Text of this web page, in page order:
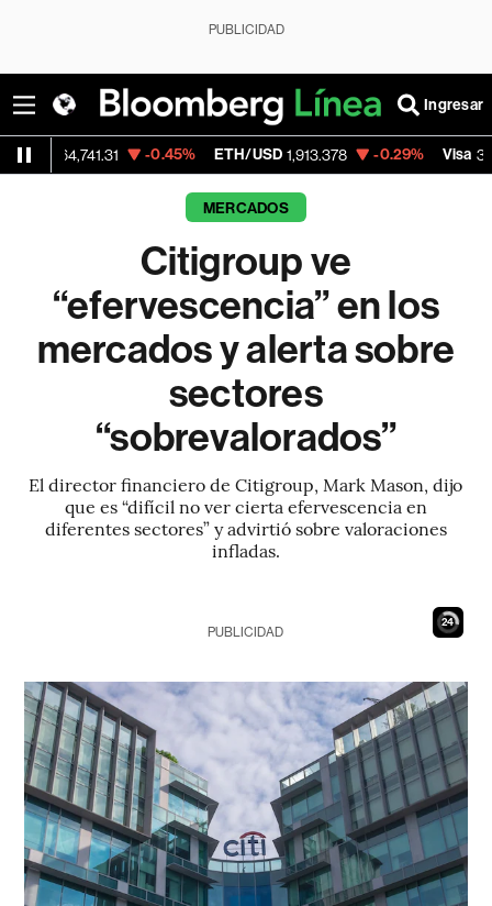
PUBLICIDAD
Ingresar
-0.45% ETH/USD 1,913.378 -0.29% Visa 362.50 -
MERCADOS
Citigroup ve
“efervescencia” en los
mercados y alerta sobre
sectores
“sobrevalorados”
El director financiero de Citigroup, Mark Mason, dijo
que es “difícil no ver cierta efervescencia en
diferentes sectores” y advirtió sobre valoraciones
infladas.
23
PUBLICIDAD